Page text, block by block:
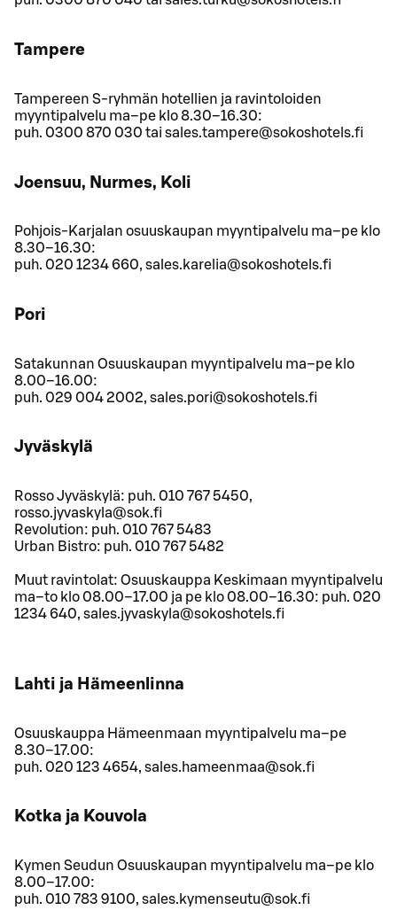
Tampere
Tampereen S-ryhmän hotellien ja ravintoloiden
myyntipalvelu ma–pe klo 8.30–16.30:
puh. 0300 870 030 tai sales.tampere@sokoshotels.fi
Joensuu, Nurmes, Koli
Pohjois-Karjalan osuuskaupan myyntipalvelu ma–pe klo
8.30–16.30:
puh. 020 1234 660, sales.karelia@sokoshotels.fi
Pori
Satakunnan Osuuskaupan myyntipalvelu ma–pe klo
8.00–16.00:
puh. 029 004 2002, sales.pori@sokoshotels.fi
Jyväskylä
Rosso Jyväskylä: puh. 010 767 5450,
rosso.jyvaskyla@sok.fi
Revolution: puh. 010 767 5483
Urban Bistro: puh. 010 767 5482
Muut ravintolat: Osuuskauppa Keskimaan myyntipalvelu
ma–to klo 08.00–17.00 ja pe klo 08.00–16.30: puh. 020
1234 640, sales.jyvaskyla@sokoshotels.fi
Lahti ja Hämeenlinna
Osuuskauppa Hämeenmaan myyntipalvelu ma–pe
8.30–17.00:
puh. 020 123 4654, sales.hameenmaa@sok.fi
Kotka ja Kouvola
Kymen Seudun Osuuskaupan myyntipalvelu ma–pe klo
8.00–17.00:
puh. 010 783 9100, sales.kymenseutu@sok.fi